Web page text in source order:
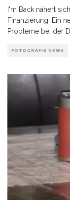
I'm Back nähert
Finanzierung. Ein
Probleme bei der
FOTOGRAFIE NEWS